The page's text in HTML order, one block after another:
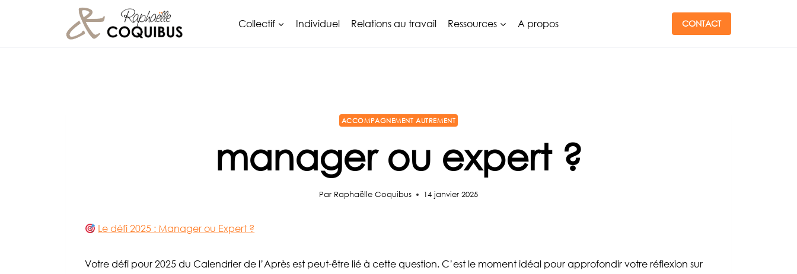
Collectif Individuel Relations au travail Ressources A propos CONTACT
ACCOMPAGNEMENT AUTREMENT
manager ou expert ?
Par Raphaëlle Coquibus 14 janvier 2025
Le défi 2025 : Manager ou Expert ?
Votre défi pour 2025 du Calendrier de l’Après est peut-être lié à cette question. C’est le moment idéal pour approfondir votre réflexion sur